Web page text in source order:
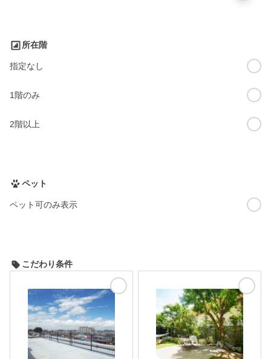
所在階
指定なし
1階のみ
2階以上
ペット
ペット可のみ表示
こだわり条件